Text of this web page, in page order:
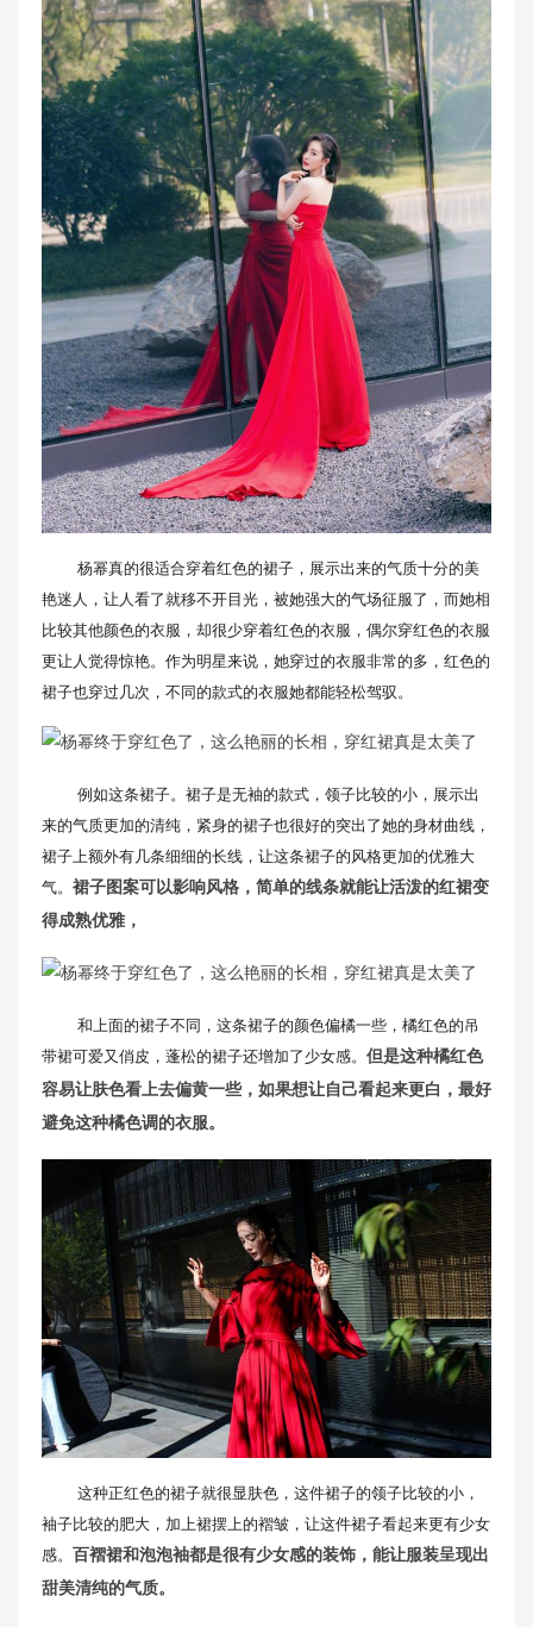
杨幂真的很适合穿着红色的裙子，展示出来的气质十分的美
艳迷人，让人看了就移不开目光，被她强大的气场征服了，而她相
比较其他颜色的衣服，却很少穿着红色的衣服，偶尔穿红色的衣服
更让人觉得惊艳。作为明星来说，她穿过的衣服非常的多，红色的
裙子也穿过几次，不同的款式的衣服她都能轻松驾驭。
例如这条裙子。裙子是无袖的款式，领子比较的小，展示出
来的气质更加的清纯，紧身的裙子也很好的突出了她的身材曲线，
裙子上额外有几条细细的长线，让这条裙子的风格更加的优雅大
气。 裙子图案可以影响风格，简单的线条就能让活泼的红裙变
得成熟优雅，
和上面的裙子不同，这条裙子的颜色偏橘一些，橘红色的吊
带裙可爱又俏皮，蓬松的裙子还增加了少女感。 但是这种橘红色
容易让肤色看上去偏黄一些，如果想让自己看起来更白，最好
避免这种橘色调的衣服。
这种正红色的裙子就很显肤色，这件裙子的领子比较的小，
袖子比较的肥大，加上裙摆上的褶皱，让这件裙子看起来更有少女
感。 百褶裙和泡泡袖都是很有少女感的装饰，能让服装呈现出
甜美清纯的气质。